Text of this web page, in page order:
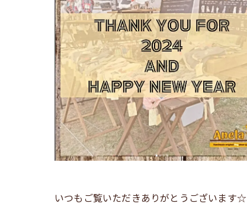
いつもご覧いただきありがとうございます☆